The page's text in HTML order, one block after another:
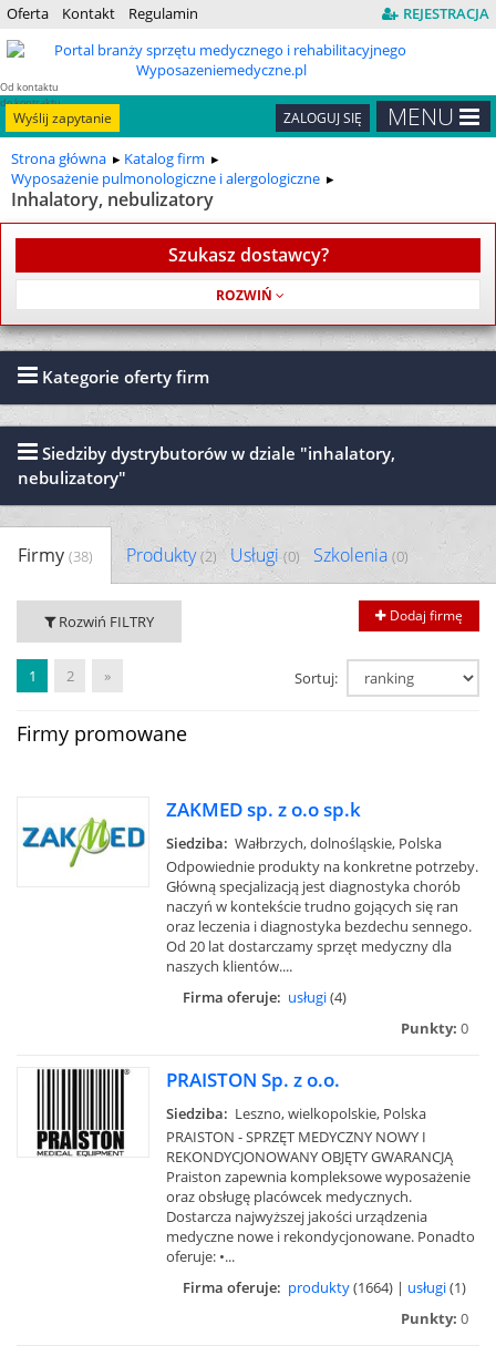
Oferta Kontakt Regulamin REJESTRACJA
Od kontaktu
do kontraktu
MENU
ZALOGUJ SIĘ
Wyślij zapytanie
Strona główna
Katalog firm
Wyposażenie pulmonologiczne i alergologiczne
Inhalatory, nebulizatory
Firmy (38) Produkty(2) Usługi(0) Szkolenia (0)
Dodaj firmę
Rozwiń FILTRY
1 2 » Sortuj:
Firmy promowane
ZAKMED sp. z o.o sp.k
Siedziba: Wałbrzych, dolnośląskie, Polska
Odpowiednie produkty na konkretne potrzeby.
Główną specjalizacją jest diagnostyka chorób
naczyń w kontekście trudno gojących się ran
oraz leczenia i diagnostyka bezdechu sennego.
Od 20 lat dostarczamy sprzęt medyczny dla
naszych klientów....
Firma oferuje: usługi(4)
Punkty: 0
PRAISTON Sp. z o.o.
Siedziba: Leszno, wielkopolskie, Polska
PRAISTON - SPRZĘT MEDYCZNY NOWY I
REKONDYCJONOWANY OBJĘTY GWARANCJĄ
Praiston zapewnia kompleksowe wyposażenie
oraz obsługę placówcek medycznych.
Dostarcza najwyższej jakości urządzenia
medyczne nowe i rekondycjonowane. Ponadto
oferuje: •...
Firma oferuje: produkty(1664) | usługi(1)
Punkty: 0
Kategorie oferty firm
Siedziby dystrybutorów w dziale "inhalatory,
nebulizatory"
Szukasz dostawcy?
Usługa jest bezpłatna